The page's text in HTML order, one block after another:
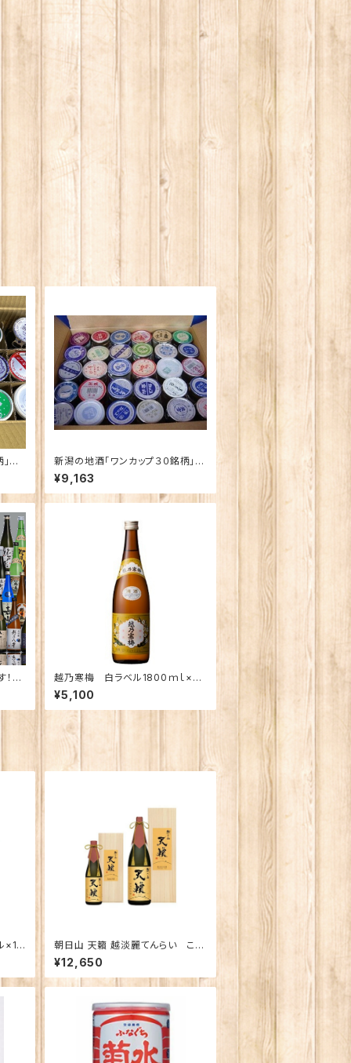
飲
新潟の地酒「ワンカップ３０銘柄」飲
み比べ
¥9,163
越乃寒梅 白ラベル1800ｍｌ×2
本【定期便】
¥5,100
×12
朝日山 天籟 越淡麗てんらい こし
たんれい 純米大吟醸 1800ｍｌ
¥12,650